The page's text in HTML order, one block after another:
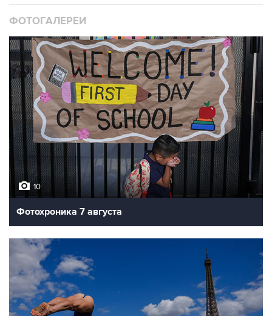
ФОТОГАЛЕРЕИ
10
Фотохроника 7 августа